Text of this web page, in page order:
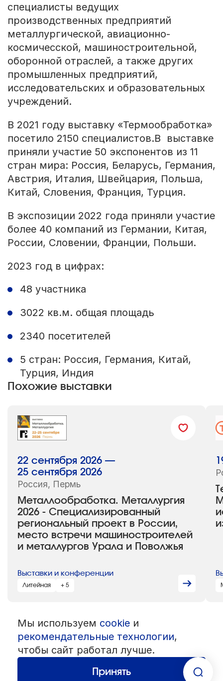
специалисты ведущих
производственных предприятий
металлургической, авиационно-
космичеcской, машиностроительной,
оборонной отраслей, а также других
промышленных предприятий,
исследовательских и образовательных
учреждений.
В 2021 году выставку «Термообработка»
посетило 2150 специалистов.В выставке
приняли участие 50 экспонентов из 11
стран мира: Россия, Беларусь, Германия,
Австрия, Италия, Швейцария, Польша,
Китай, Словения, Франция, Турция.
В экспозиции 2022 года приняли участие
более 40 компаний из Германии, Китая,
России, Словении, Франции, Польши.
2023 год в цифрах:
48 участника
3022 кв.м. общая площадь
2340 посетителей
5 стран: Россия, Германия, Китай,
Турция, Индия
Похожие выставки
Металлообработка. Металлургия
2026 - Специализированный
региональный проект в России,
место встречи машиностроителей
и металлургов Урала и Поволжья
22 сентября 2026 —
25 сентября 2026
Россия, Пермь
Выставки и конференции
Литейная + 5
© 1992 — 2026 ООО «НЕГУС ЭКСПО Интернэшнл»
Все права защищены. Использование материалов возможно только
со ссылкой на источник.
Политика конфиденциальности
Пользовательское соглашение
Мы используем cookieи
рекомендательные технологии,
чтобы сайт работал лучше.
Принять